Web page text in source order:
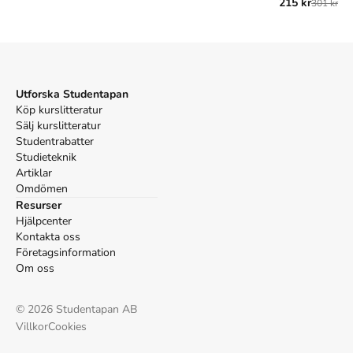
för nya
215 kr301 kr
Utforska Studentapan
Köp kurslitteratur
Sälj kurslitteratur
Studentrabatter
Studieteknik
Artiklar
Omdömen
Resurser
Hjälpcenter
Kontakta oss
Företagsinformation
Om oss
© 2026 Studentapan AB
VillkorCookies